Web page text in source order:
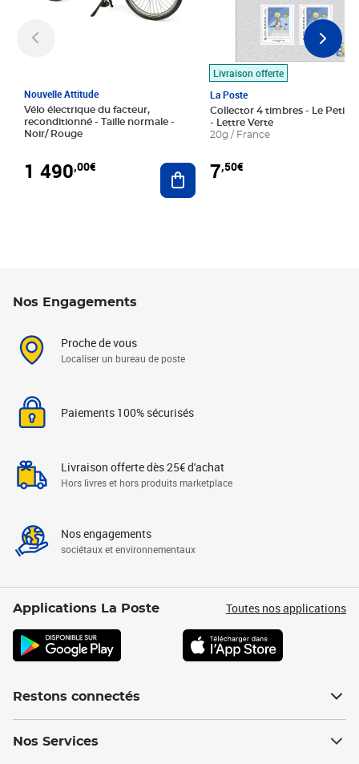
Nouvelle Attitude
Vélo électrique du facteur,
reconditionné - Taille normale -
Noir/ Rouge
1 490,00€ Ajouter au panier
Livraison offerte
La Poste
Collector 4 timbres - Le Petit
- Lettre Verte
20g / France
7,50€
Nos Engagements
Proche de vous
Localiser un bureau de poste
Paiements 100% sécurisés
Livraison offerte dès 25€ d'achat
Hors livres et hors produits marketplace
Nos engagements
sociétaux et environnementaux
Applications La Poste Toutes nos applications
Restons connectés
Nos Services